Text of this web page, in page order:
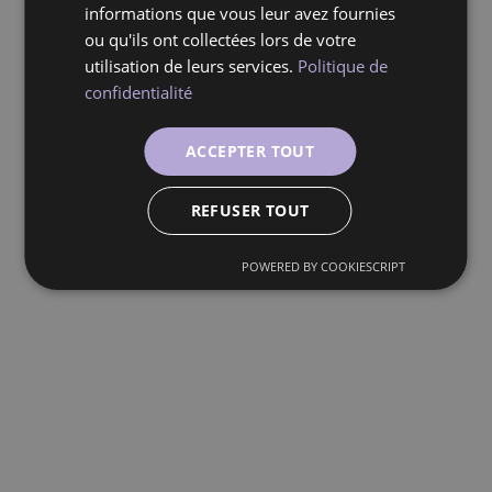
Désolé, la page que vous recherchez n'existe
pas ou a été déplacée.
Page précédente
informations que vous leur avez fournies
ou qu'ils ont collectées lors de votre
utilisation de leurs services. Politique de
confidentialité
ACCEPTER TOUT
REFUSER TOUT
POWERED BY COOKIESCRIPT